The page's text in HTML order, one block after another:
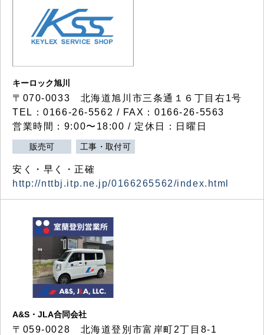
キーロック旭川
〒070-0033 北海道旭川市三条通１６丁目右1号
TEL：0166-26-5562 / FAX：0166-26-5563
営業時間：9:00〜18:00 / 定休日：日曜日
販売可 工事・取付可
安く・早く・正確
http://nttbj.itp.ne.jp/0166265562/index.html
A&S・JLA合同会社
〒 059-0028 北海道登別市富岸町2丁目 8-1